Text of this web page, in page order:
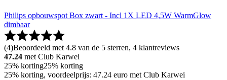
Philips opbouwspot Box zwart - Incl 1X LED 4,5W WarmGlow
dimbaar
(4)Beoordeeld met 4.8 van de 5 sterren, 4 klantreviews
47.24 met Club Karwei
25% korting25% korting
25% korting, voordeelprijs: 47.24 euro met Club Karwei